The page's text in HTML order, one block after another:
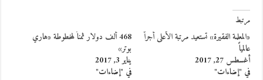
مرتبط
«المعلمة الفقيرة» تستعيد مرتبة الأعلى أجراً
عالمياً
أغسطس 27, 2017
في "إضاءات"
468 ألف دولار ثمناً لمخطوطة «هاري
بوتر»
يناير 3, 2017
في "إضاءات"